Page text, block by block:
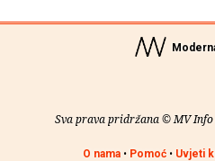
Sva prava pridržana © MV Info
O nama• Pomoć• Uvjeti